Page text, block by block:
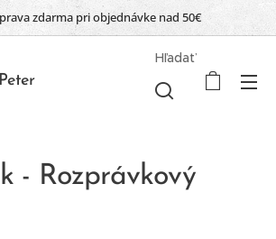
zdarma pri objednávke nad 50€
Hľadať
- Rozprávkový